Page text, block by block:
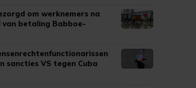
om werknemers na
betaling Babboe-
sancties VS tegen Cuba